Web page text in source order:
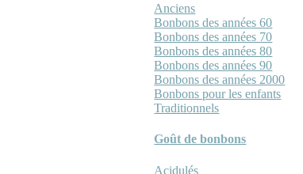
Anciens
Bonbons des années 60
Bonbons des années 70
Bonbons des années 80
Bonbons des années 90
Bonbons des années 2000
Bonbons pour les enfants
Traditionnels
Goût de bonbons
Acidulés